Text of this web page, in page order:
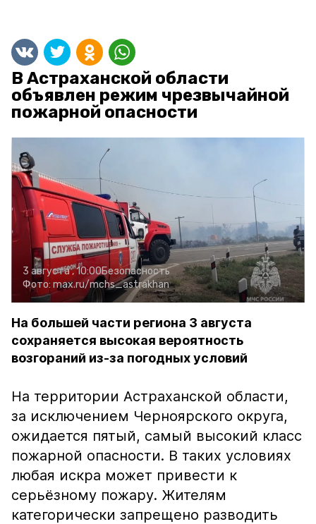
В Астраханской области
объявлен режим чрезвычайной
пожарной опасности
3 августа , 10:00Безопасность
Фото: max.ru/mchs_astrakhan
На большей части региона 3 августа
сохраняется высокая вероятность
возгораний из-за погодных условий
На территории Астраханской области,
за исключением Черноярского округа,
ожидается пятый, самый высокий класс
пожарной опасности. В таких условиях
любая искра может привести к
серьёзному пожару. Жителям
категорически запрещено разводить